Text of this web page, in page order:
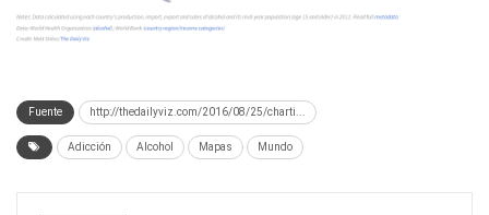
Fuente http://thedailyviz.com/2016/08/25/charti...
Adicción Alcohol Mapas Mundo